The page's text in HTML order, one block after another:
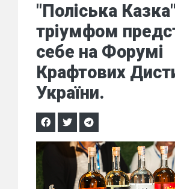
"Поліська
тріумфом
себе на Форумі
Крафтових
України.